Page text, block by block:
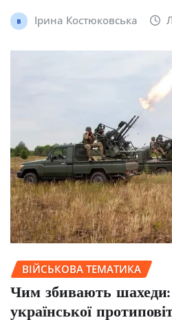
Ірина Костюковська
ВІЙСЬКОВА ТЕМАТИКА
Чим збивають
української